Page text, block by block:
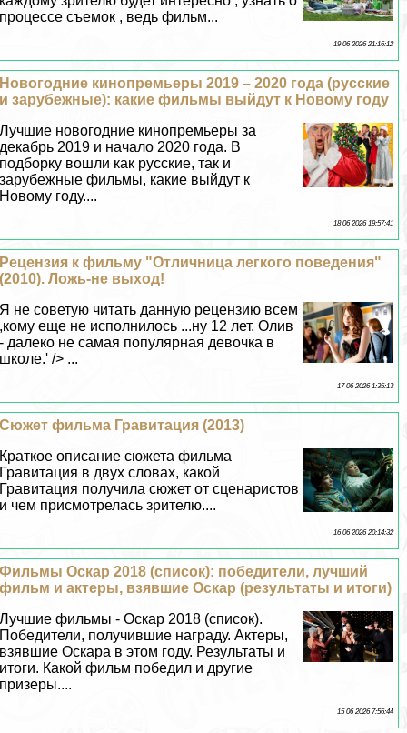
процессе съемок , ведь фильм...
19 06 2026 21:16:12
Новогодние кинопремьеры 2019 – 2020 года (русские
и зарубежные): какие фильмы выйдут к Новому году
Лучшие новогодние кинопремьеры за
декабрь 2019 и начало 2020 года. В
подборку вошли как русские, так и
зарубежные фильмы, какие выйдут к
Новому году....
18 06 2026 19:57:41
Рецензия к фильму "Отличница легкого поведения"
(2010). Ложь-не выход!
Я не советую читать данную рецензию всем
,кому еще не исполнилось ...ну 12 лет. Олив
- далеко не самая популярная дeвoчка в
школе.' /> ...
17 06 2026 1:35:13
Сюжет фильма Гравитация (2013)
Краткое описание сюжета фильма
Гравитация в двух словах, какой
Гравитация получила сюжет от сценаристов
и чем присмотрелась зрителю....
16 06 2026 20:14:32
Фильмы Оскар 2018 (список): победители, лучший
фильм и актеры, взявшие Оскар (результаты и итоги)
Лучшие фильмы - Оскар 2018 (список).
Победители, получившие награду. Актеры,
взявшие Оскара в этом году. Результаты и
итоги. Какой фильм победил и другие
призеры....
15 06 2026 7:56:44